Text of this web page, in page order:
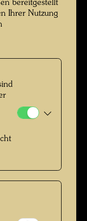
Ein
die
wählt,
ebenso
ihren Kelims, er
sicher in
zum
der jetzt mit
nach
ausführt.
eine
besitzen
den er
sei jemand,
bereitgestellt
Ihrer Nutzung